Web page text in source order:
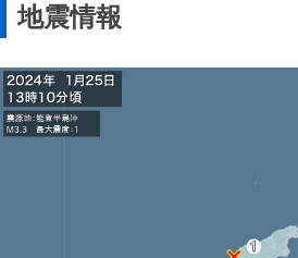
地震情報